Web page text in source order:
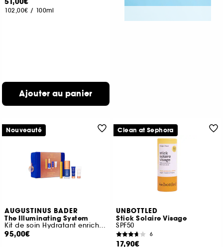
102,00€ / 100ml
Ajouter au panier
AUGUSTINUS BADER
The Illuminating System
Kit de soin Hydratant enrichi en TFC8® optimisé
95,00€
Nouveauté
UNBOTTLED
Stick Solaire Visage
SPF50
6
17,90€
Clean at Sephora